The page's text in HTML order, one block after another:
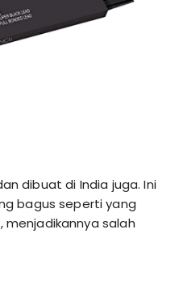
dibuat di India juga. Ini
bagus seperti yang
menjadikannya salah